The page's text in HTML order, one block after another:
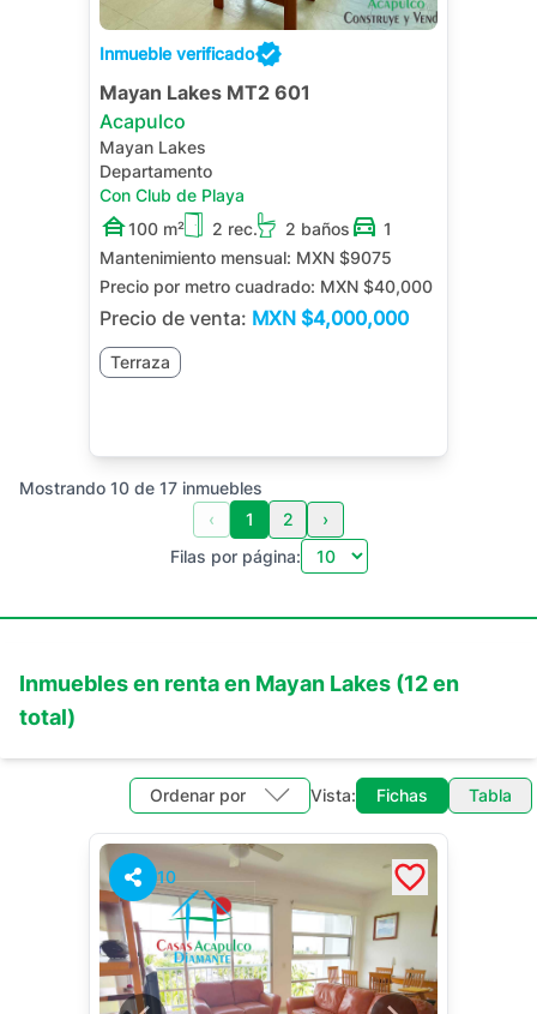
Inmueble verificado
Mayan Lakes MT2 601
Acapulco
Mayan Lakes
Departamento
Con Club de Playa
100 m²
2 rec. 2 baños
1
Mantenimiento mensual: MXN $9075
Precio por metro cuadrado: MXN $40,000
Precio de venta: MXN $4,000,000
Terraza
Mostrando 10 de 17 inmuebles
‹
1 2
›
Filas por página:
Inmuebles en rentaen Mayan Lakes (12en
total)
Ordenar por Vista: Fichas Tabla
10